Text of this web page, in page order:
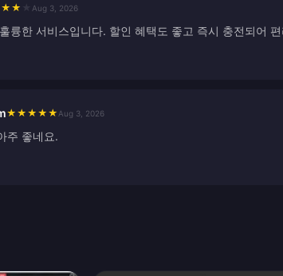
★ ★ Aug 3, 2026
륭한 서비스입니다. 할인 혜택도 좋고 즉시 충전되어
★ ★ ★ ★ ★ Aug 3, 2026
주 좋네요.